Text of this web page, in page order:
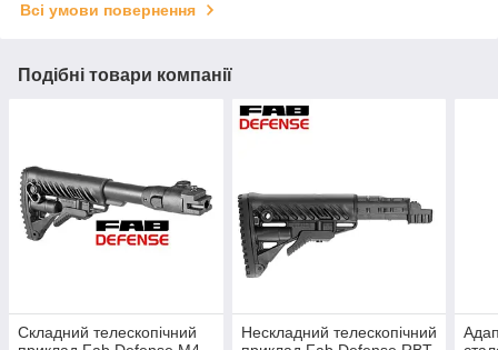
Всі умови повернення
Подібні товари компанії
Складний телескопічний
Нескладний телескопічний